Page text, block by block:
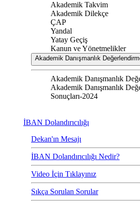
Akademik Takvim
Akademik Dilekçe
ÇAP
Yandal
Yatay Geçiş
Kanun ve Yönetmelikler
Akademik Danışmanlık
Akademik Danışmanlık
Akademik Danışmanlık
Sonuçları-2024
İBAN Dolandırıcılığı
Dekan'ın Mesajı
İBAN Dolandırıcılığı Nedir?
Video İçin Tıklayınız
Sıkça Sorulan Sorular